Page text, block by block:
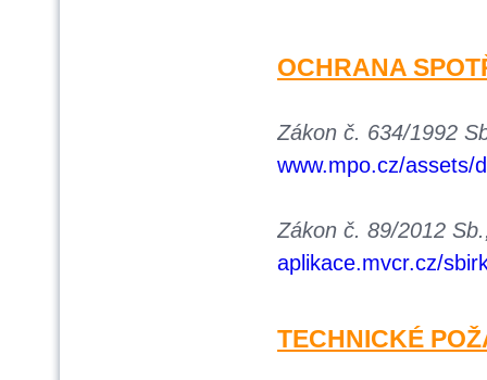
OCHRANA
Zákon č. 634/1992
www.mpo.cz/assets/
Zákon č. 89/2012
aplikace.mvcr.cz/
TECHNICKÉ